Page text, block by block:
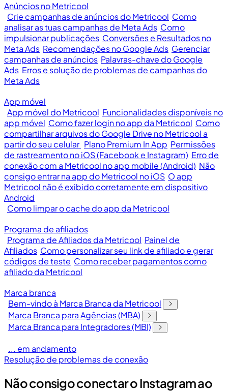
Anúncios no Metricool
Crie campanhas de anúncios do Metricool Como
analisar as tuas campanhas de Meta Ads Como
impulsionar publicações Conversões e Resultados no
Meta Ads Recomendações no Google Ads Gerenciar
campanhas de anúncios Palavras-chave do Google
Ads Erros e solução de problemas de campanhas do
Meta Ads
App móvel
App móvel do Metricool Funcionalidades disponíveis no
app móvel Como fazer login no app da Metricool Como
compartilhar arquivos do Google Drive no Metricool a
partir do seu celular Plano Premium In App Permissões
de rastreamento no iOS (Facebook e Instagram) Erro de
conexão com a Metricool no app mobile (Android) Não
consigo entrar na app do Metricool no iOS O app
Metricool não é exibido corretamente em dispositivo
Android
Como limpar o cache do app da Metricool
Programa de afiliados
Programa de Afiliados da Metricool Painel de
Afiliados Como personalizar seu link de afiliado e gerar
códigos de teste Como receber pagamentos como
afiliado da Metricool
Marca branca
Bem-vindo à Marca Branca da Metricool
Marca Branca para Agências (MBA)
Marca Branca para Integradores (MBI)
... em andamento
Resolução de problemas de conexão
Não consigo conectar o Instagram ao